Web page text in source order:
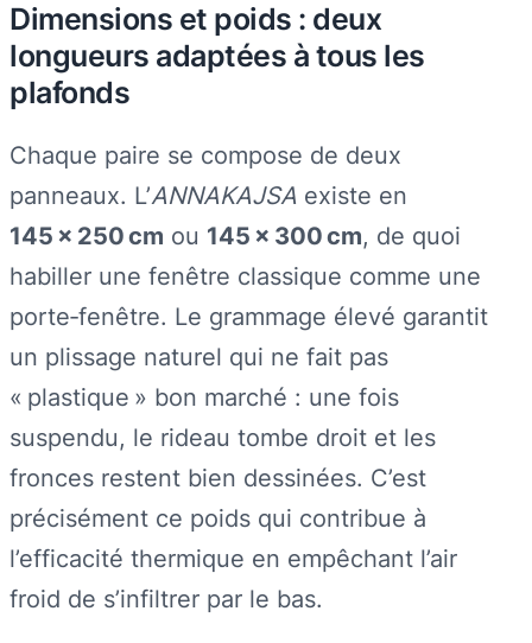
Dimensions et poids : deux
longueurs adaptées à tous les
plafonds
Chaque paire se compose de deux
panneaux. L’ANNAKAJSA existe en
145 × 250 cm ou 145 × 300 cm, de quoi
habiller une fenêtre classique comme une
porte‑fenêtre. Le grammage élevé garantit
un plissage naturel qui ne fait pas
« plastique » bon marché : une fois
suspendu, le rideau tombe droit et les
fronces restent bien dessinées. C’est
précisément ce poids qui contribue à
l’efficacité thermique en empêchant l’air
froid de s’infiltrer par le bas.